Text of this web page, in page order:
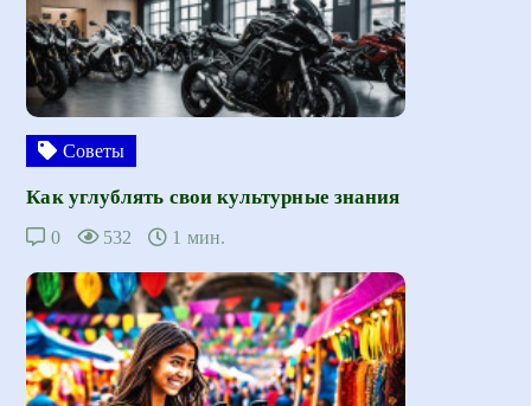
Советы
Как углублять свои культурные знания
0 532 1 мин.